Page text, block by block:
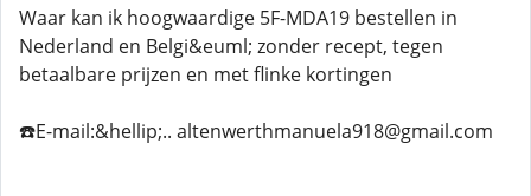
Waar kan ik hoogwaardige 5F-MDA19 bestellen in
Nederland en Belgi&euml; zonder recept, tegen
betaalbare prijzen en met flinke kortingen
☎️E-mail:&hellip;.. altenwerthmanuela918@gmail.com